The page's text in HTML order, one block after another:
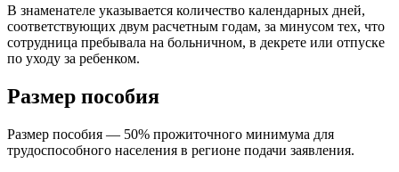
В знаменателе указывается количество календарных дней,
соответствующих двум расчетным годам, за минусом тех, что
сотрудница пребывала на больничном, в декрете или отпуске
по уходу за ребенком.
Размер пособия
Размер пособия — 50% прожиточного минимума для
трудоспособного населения в регионе подачи заявления.